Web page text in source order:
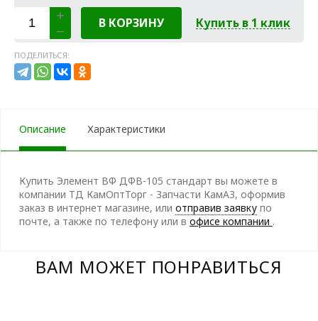
В КОРЗИНУ Купить в 1 клик
ПОДЕЛИТЬСЯ:
Описание Характеристики
Купить Элемент ВФ ДФВ-105 стандарт вы можете в
компании ТД КамОптТорг - Запчасти КамАЗ, оформив
заказ в интернет магазине, или отправив заявку по
почте, а также по телефону или в офисе компании .
ВАМ МОЖЕТ ПОНРАВИТЬСЯ